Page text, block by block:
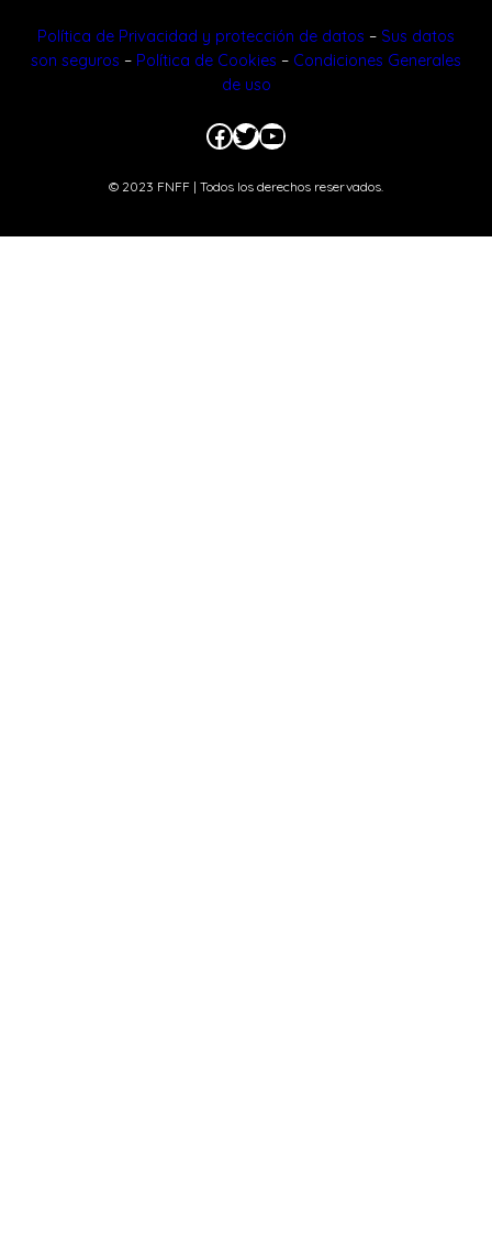
Política de Privacidad y protección de datos – Sus datos
son seguros – Política de Cookies – Condiciones Generales
de uso
Facebook
Twitter
YouTube
© 2023 FNFF | Todos los derechos reservados.